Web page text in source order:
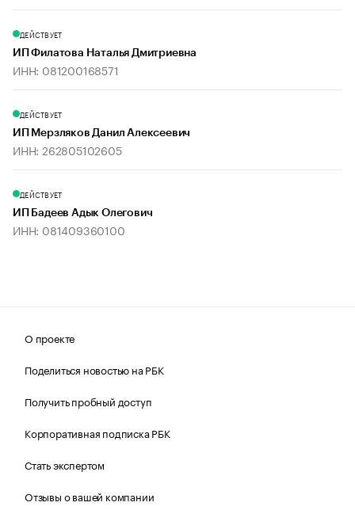
ДЕЙСТВУЕТ
ИП Филатова Наталья Дмитриевна
ИНН: 081200168571
ДЕЙСТВУЕТ
ИП Мерзляков Данил Алексеевич
ИНН: 262805102605
ДЕЙСТВУЕТ
ИП Бадеев Адык Олегович
ИНН: 081409360100
О проекте
Поделиться новостью на РБК
Получить пробный доступ
Корпоративная подписка РБК
Стать экспертом
Отзывы о вашей компании